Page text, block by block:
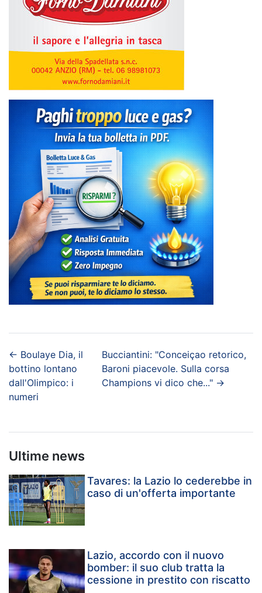
← Boulaye Dia, il
bottino lontano
dall'Olimpico: i
numeri
Bucciantini: "Conceiçao retorico,
Baroni piacevole. Sulla corsa
Champions vi dico che..." →
Ultime news
Tavares: la Lazio lo cederebbe in
caso di un'offerta importante
Lazio, accordo con il nuovo
bomber: il suo club tratta la
cessione in prestito con riscatto